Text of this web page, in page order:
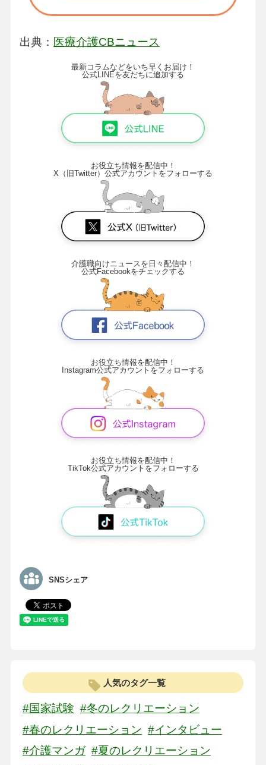
出典： 医療介護CBニュース
最新コラムなどをいち早くお届け！
公式LINEを友だちに追加する
お役立ち情報を配信中！
X（旧Twitter）公式アカウントをフォローする
介護職向けニュースを日々配信中！
公式Facebookをチェックする
お役立ち情報を配信中！
Instagram公式アカウントをフォローする
お役立ち情報を配信中！
TikTok公式アカウントをフォローする
SNSシェア
人気のタグ一覧
#国家試験 #冬のレクリエーション
#春のレクリエーション #インタビュー
#介護マンガ #夏のレクリエーション